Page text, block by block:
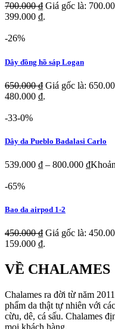
700.000₫ Giá gốc là:
399.000 ₫.
-26%
Dây đồng hồ sáp Logan
650.000₫ Giá gốc là:
480.000 ₫.
-33-0%
Dây da Pueblo Badalasi Carlo
539.000 ₫ – 800.000 ₫
-65%
Bao da airpod 1-2
450.000₫ Giá gốc là:
159.000 ₫.
VỀ CHALAMES
Chalames ra đời từ năm
phẩm da thật tự nhiên với
cừu, dê, cá sấu. Chalames